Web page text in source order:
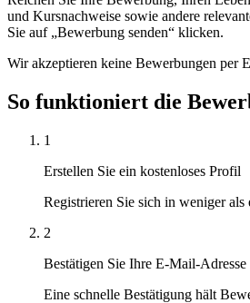
und Kursnachweise sowie andere
Sie auf „Bewerbung senden“ klicken.
Wir akzeptieren keine Bewerbungen per
So funktioniert die
1
Erstellen Sie ein kostenloses Profil
Registrieren Sie sich in weniger
2
Bestätigen Sie Ihre E-Mail-Adresse
Eine schnelle Bestätigung hält